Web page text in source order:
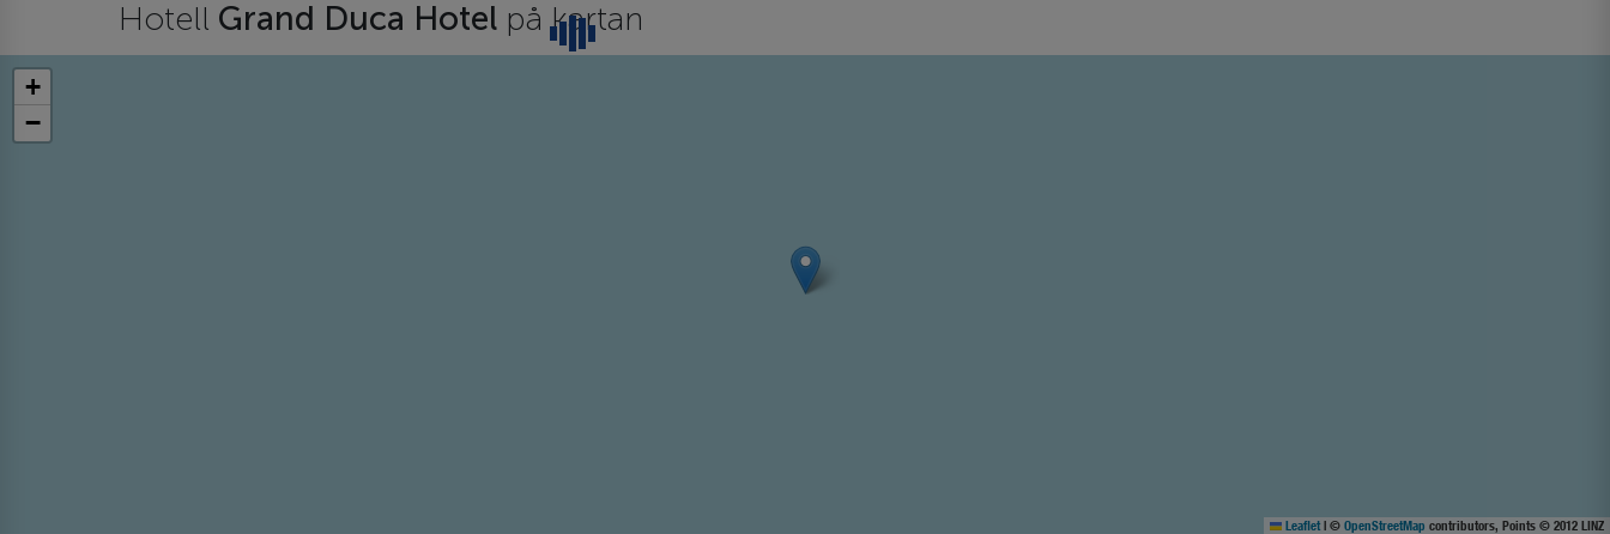
Hotell Grand Duca Hotel på kartan
+
−
Leaflet | © OpenStreetMap contributors, Points © 2012 LINZ